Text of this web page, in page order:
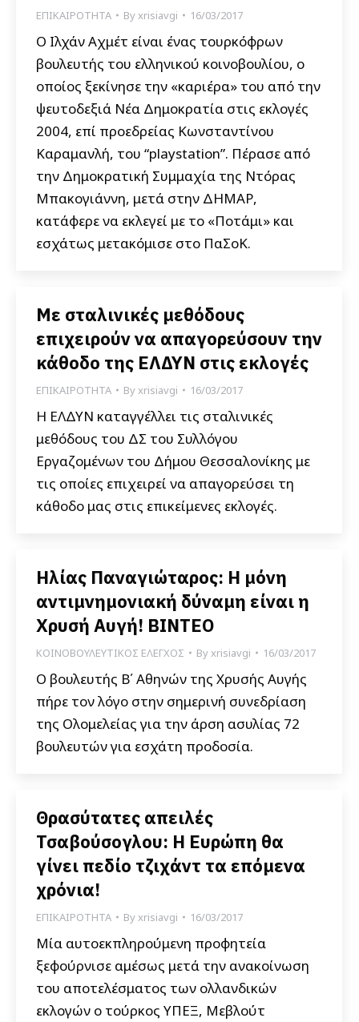
ΕΠΙΚΑΙΡΟΤΗΤΑ Byxrisiavgi 16/03/2017
Ο Ιλχάν Αχμέτ είναι ένας τουρκόφρων
βουλευτής του ελληνικού κοινοβουλίου, ο
οποίος ξεκίνησε την «καριέρα» του από την
ψευτοδεξιά Νέα Δημοκρατία στις εκλογές
2004, επί προεδρείας Κωνσταντίνου
Καραμανλή, του “playstation”. Πέρασε από
την Δημοκρατική Συμμαχία της Ντόρας
Μπακογιάννη, μετά στην ΔΗΜΑΡ,
κατάφερε να εκλεγεί με το «Ποτάμι» και
εσχάτως μετακόμισε στο ΠαΣοΚ.
Με σταλινικές μεθόδους
επιχειρούν να απαγορεύσουν την
κάθοδο της ΕΛΔΥΝ στις εκλογές
ΕΠΙΚΑΙΡΟΤΗΤΑ Byxrisiavgi 16/03/2017
Η ΕΛΔΥΝ καταγγέλλει τις σταλινικές
μεθόδους του ΔΣ του Συλλόγου
Εργαζομένων του Δήμου Θεσσαλονίκης με
τις οποίες επιχειρεί να απαγορεύσει τη
κάθοδο μας στις επικείμενες εκλογές.
Ηλίας Παναγιώταρος: Η μόνη
αντιμνημονιακή δύναμη είναι η
Χρυσή Αυγή! ΒΙΝΤΕΟ
ΚΟΙΝΟΒΟΥΛΕΥΤΙΚΟΣ ΕΛΕΓΧΟΣ Byxrisiavgi 16/03/2017
Ο βουλευτής Β΄ Αθηνών της Χρυσής Αυγής
πήρε τον λόγο στην σημερινή συνεδρίαση
της Ολομελείας για την άρση ασυλίας 72
βουλευτών για εσχάτη προδοσία.
Θρασύτατες απειλές
Τσαβούσογλου: Η Ευρώπη θα
γίνει πεδίο τζιχάντ τα επόμενα
χρόνια!
ΕΠΙΚΑΙΡΟΤΗΤΑ Byxrisiavgi 16/03/2017
Μία αυτοεκπληρούμενη προφητεία
ξεφούρνισε αμέσως μετά την ανακοίνωση
του αποτελέσματος των ολλανδικών
εκλογών ο τούρκος ΥΠΕΞ, Μεβλούτ